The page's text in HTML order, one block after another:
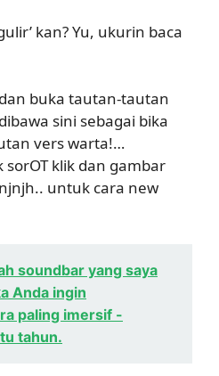
kan? Yu, ukurin baca
buka tautan-tautan
sini sebagai bika
vers warta!…
klik dan gambar
untuk cara new
soundbar yang saya
Anda ingin
paling imersif -
tahun.